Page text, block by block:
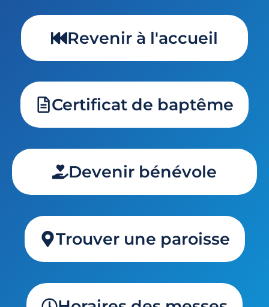
Revenir à l'accueil
Certificat de baptême
Devenir bénévole
Trouver une paroisse